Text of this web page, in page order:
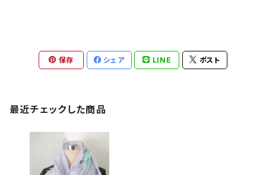
保存 シェア LINE ポスト
最近チェックした商品